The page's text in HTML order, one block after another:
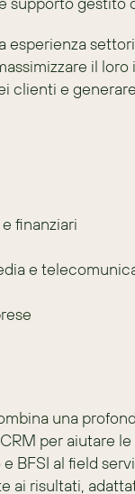
esperienza
il
clienti e
finanziari
e
una
per aiutare
BFSI al field
ai risultati,